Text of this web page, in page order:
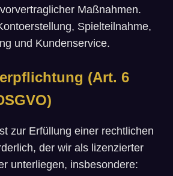
Maßnahmen.
Spielteilnahme,
und Kundenservice.
(Art. 6
zur Erfüllung einer rechtlichen
der wir als lizenzierter
unterliegen, insbesondere: